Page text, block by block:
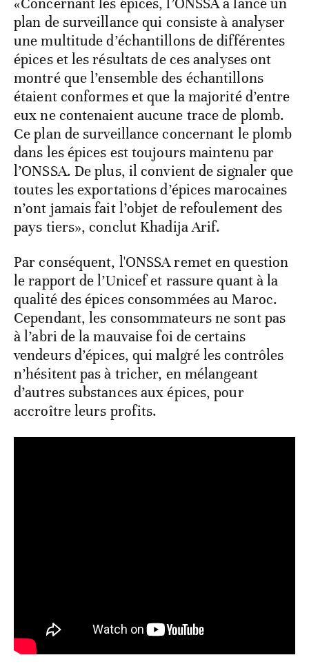
plan de surveillance qui consiste à analyser
une multitude d’échantillons de différentes
épices et les résultats de ces analyses ont
montré que l’ensemble des échantillons
étaient conformes et que la majorité d’entre
eux ne contenaient aucune trace de plomb.
Ce plan de surveillance concernant le plomb
dans les épices est toujours maintenu par
l’ONSSA. De plus, il convient de signaler que
toutes les exportations d’épices marocaines
n’ont jamais fait l’objet de refoulement des
pays tiers», conclut Khadija Arif.
Par conséquent, l'ONSSA remet en question
le rapport de l’Unicef et rassure quant à la
qualité des épices consommées au Maroc.
Cependant, les consommateurs ne sont pas
à l’abri de la mauvaise foi de certains
vendeurs d’épices, qui malgré les contrôles
n’hésitent pas à tricher, en mélangeant
d’autres substances aux épices, pour
accroître leurs profits.